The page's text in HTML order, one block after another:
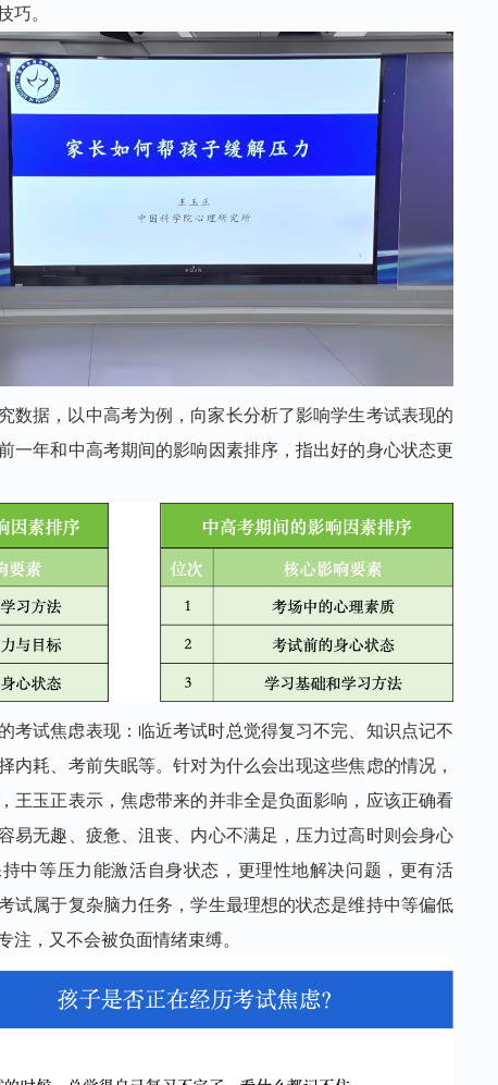
巧。
数据，以中高考为例， 向家长分析了影响学生考试表现的
一年和中高考期间的影响因素排序，指出好的身心状态更
考试焦虑表现：临近考试时总觉得复习不完、知识点记不
内耗、考前失眠等。针对为什么会出现这些焦虑的情况，
王玉正表示，焦虑带来的并非全是负面影响，应该正确看
易无趣、疲惫、沮丧、内心不满足，压力过高时则会身心
持中等压力能激活自身状态，更理性地解决问题，更有活
试属于复杂脑力任务，学生最理想的状态是维持中等偏低
注，又不会被负面情绪束缚。